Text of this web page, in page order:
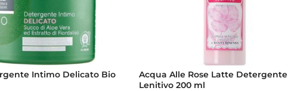
Intimo Delicato Bio
Acqua Alle Rose Latte Detergente
Lenitivo 200 ml